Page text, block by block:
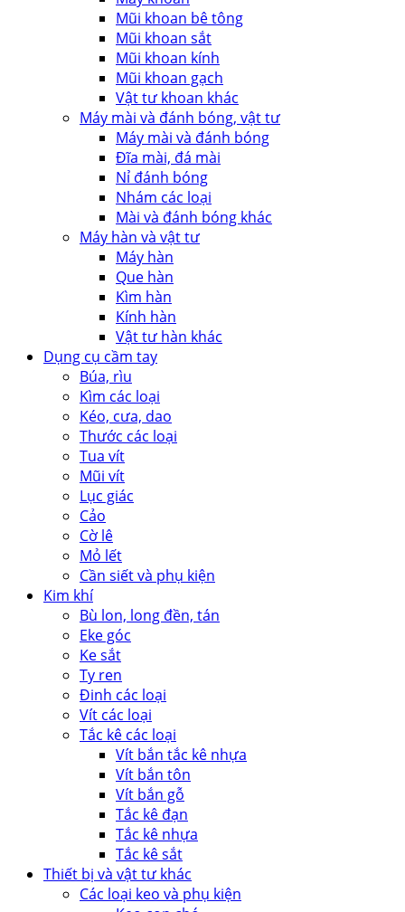
Mũi khoan bê tông
Mũi khoan sắt
Mũi khoan kính
Mũi khoan gạch
Vật tư khoan khác
Máy mài và đánh bóng, vật tư
Máy mài và đánh bóng
Đĩa mài, đá mài
Nỉ đánh bóng
Nhám các loại
Mài và đánh bóng khác
Máy hàn và vật tư
Máy hàn
Que hàn
Kìm hàn
Kính hàn
Vật tư hàn khác
Dụng cụ cầm tay
Búa, rìu
Kìm các loại
Kéo, cưa, dao
Thước các loại
Tua vít
Mũi vít
Lục giác
Cảo
Cờ lê
Mỏ lết
Cần siết và phụ kiện
Kim khí
Bù lon, long đền, tán
Eke góc
Ke sắt
Ty ren
Đinh các loại
Vít các loại
Tắc kê các loại
Vít bắn tắc kê nhựa
Vít bắn tôn
Vít bắn gỗ
Tắc kê đạn
Tắc kê nhựa
Tắc kê sắt
Thiết bị và vật tư khác
Các loại keo và phụ kiện